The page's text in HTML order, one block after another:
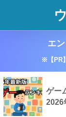
エ
※【PR
ゲー
2026